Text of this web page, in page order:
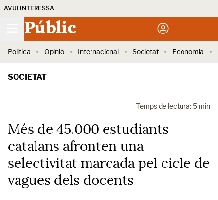
AVUI INTERESSA
Públic
Política Opinió Internacional Societat Economia
SOCIETAT
Temps de lectura: 5 min
Més de 45.000 estudiants
catalans afronten una
selectivitat marcada pel cicle de
vagues dels docents